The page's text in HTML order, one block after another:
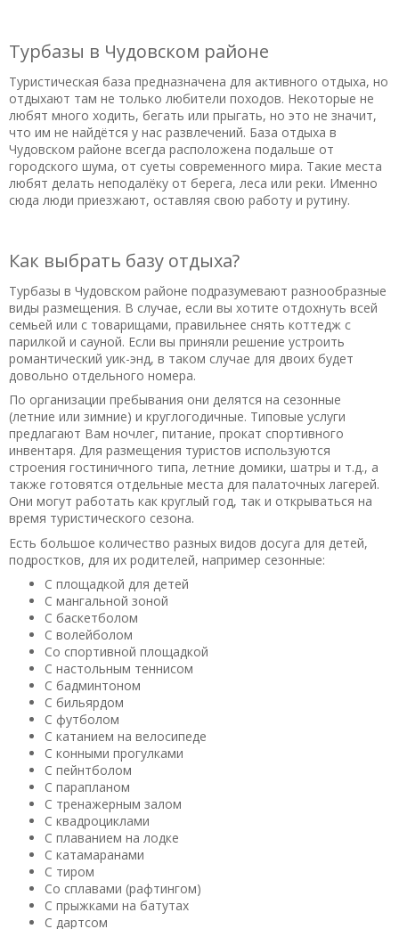
Турбазы в Чудовском районе
Туристическая база предназначена для активного отдыха, но
отдыхают там не только любители походов. Некоторые не
любят много ходить, бегать или прыгать, но это не значит,
что им не найдётся у нас развлечений. База отдыха в
Чудовском районе всегда расположена подальше от
городского шума, от суеты современного мира. Такие места
любят делать неподалёку от берега, леса или реки. Именно
сюда люди приезжают, оставляя свою работу и рутину.
Как выбрать базу отдыха?
Турбазы в Чудовском районе подразумевают разнообразные
виды размещения. В случае, если вы хотите отдохнуть всей
семьей или с товарищами, правильнее снять коттедж с
парилкой и сауной. Если вы приняли решение устроить
романтический уик-энд, в таком случае для двоих будет
довольно отдельного номера.
По организации пребывания они делятся на сезонные
(летние или зимние) и круглогодичные. Типовые услуги
предлагают Вам ночлег, питание, прокат спортивного
инвентаря. Для размещения туристов используются
строения гостиничного типа, летние домики, шатры и т.д., а
также готовятся отдельные места для палаточных лагерей.
Они могут работать как круглый год, так и открываться на
время туристического сезона.
Есть большое количество разных видов досуга для детей,
подростков, для их родителей, например сезонные:
С площадкой для детей
С мангальной зоной
С баскетболом
С волейболом
Со спортивной площадкой
С настольным теннисом
С бадминтоном
С бильярдом
С футболом
С катанием на велосипеде
С конными прогулками
С пейнтболом
С парапланом
С тренажерным залом
С квадроциклами
С плаванием на лодке
С катамаранами
С тиром
Со сплавами (рафтингом)
С прыжками на батутах
С дартсом